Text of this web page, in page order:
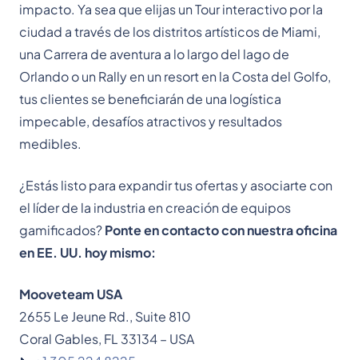
impacto. Ya sea que elijas un Tour interactivo por la
ciudad a través de los distritos artísticos de Miami,
una Carrera de aventura a lo largo del lago de
Orlando o un Rally en un resort en la Costa del Golfo,
tus clientes se beneficiarán de una logística
impecable, desafíos atractivos y resultados
medibles.
¿Estás listo para expandir tus ofertas y asociarte con
el líder de la industria en creación de equipos
gamificados?Ponte en contacto con nuestra oficina
en EE. UU. hoy mismo:
Mooveteam USA
2655 Le Jeune Rd., Suite 810
Coral Gables, FL 33134 – USA